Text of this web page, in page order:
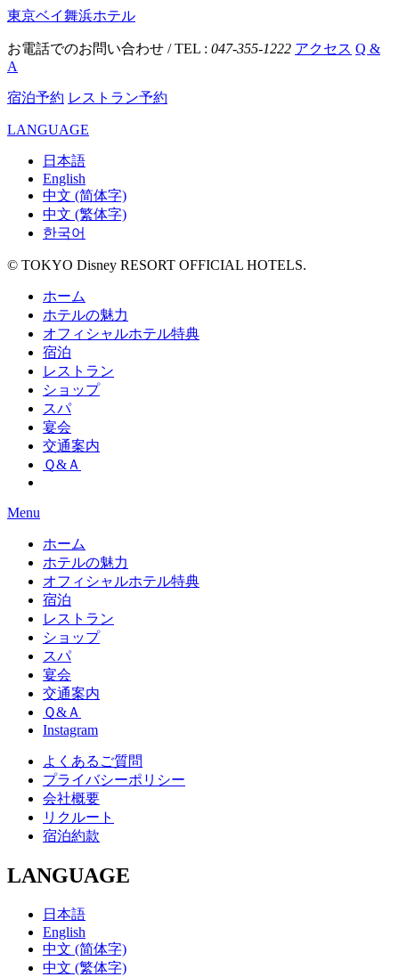
東京ベイ舞浜ホテル
お電話でのお問い合わせ / TEL : 047-355-1222 アクセス Q &
A
宿泊予約 レストラン予約
LANGUAGE
日本語
English
中文 (简体字)
中文 (繁体字)
한국어
© TOKYO Disney RESORT OFFICIAL HOTELS.
ホーム
ホテルの魅力
オフィシャルホテル特典
宿泊
レストラン
ショップ
スパ
宴会
交通案内
Ｑ&Ａ
Menu
ホーム
ホテルの魅力
オフィシャルホテル特典
宿泊
レストラン
ショップ
スパ
宴会
交通案内
Ｑ&Ａ
Instagram
よくあるご質問
プライバシーポリシー
会社概要
リクルート
宿泊約款
LANGUAGE
日本語
English
中文 (简体字)
中文 (繁体字)